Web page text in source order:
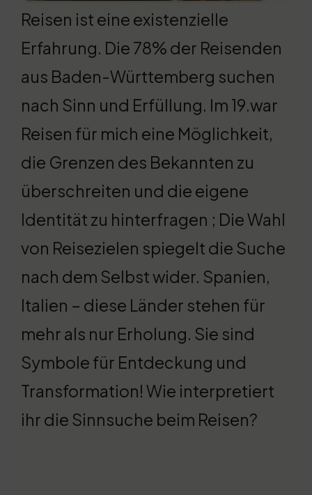
Reisen ist eine existenzielle
Erfahrung. Die 78% der Reisenden
aus Baden-Württemberg suchen
nach Sinn und Erfüllung. Im 19.war
Reisen für mich eine Möglichkeit,
die Grenzen des Bekannten zu
überschreiten und die eigene
Identität zu hinterfragen ; Die Wahl
von Reisezielen spiegelt die Suche
nach dem Selbst wider. Spanien,
Italien – diese Länder stehen für
mehr als nur Erholung. Sie sind
Symbole für Entdeckung und
Transformation! Wie interpretiert
ihr die Sinnsuche beim Reisen?